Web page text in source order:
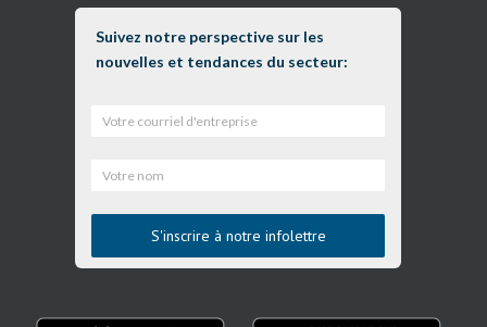
Suivez notre perspective sur les
nouvelles et tendances du secteur: